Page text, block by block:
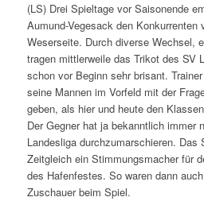
(LS) Drei Spieltage vor Saisonende
Aumund-Vegesack den Konkurrenten
Weserseite. Durch diverse Wechsel,
tragen mittlerweile das Trikot des SV
schon vor Beginn sehr brisant.
seine Mannen im Vorfeld mit der
geben, als hier und heute den
Der Gegner hat ja bekanntlich immer
Landesliga durchzumarschieren. Das
Zeitgleich ein Stimmungsmacher für
des Hafenfestes. So waren dann
Zuschauer beim Spiel.